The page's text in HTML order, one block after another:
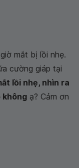
mắt bị lồi nhẹ.
cường giáp tại
lồi nhẹ, nhìn ra
không ạ? Cảm ơn